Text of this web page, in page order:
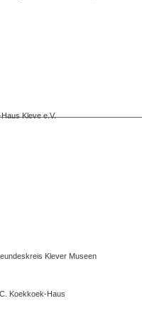
Kleve e.V.
Klever Museen
Koekkoek-Haus